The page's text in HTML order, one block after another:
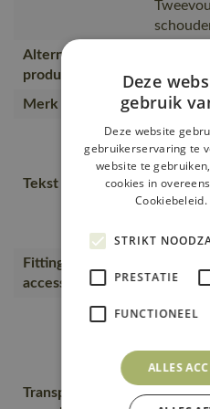
Alternatieve
producten
Merk
Tekst usp
met een
nek is
Fitting
accessories
18050-
Transport en
is
Deze
gebruik
Deze website
gebruikerservaring te
website te
cookies in
Cookiebeleid.
STRIKT
PRESTATIE
FUNCTIONEEL
ALLES